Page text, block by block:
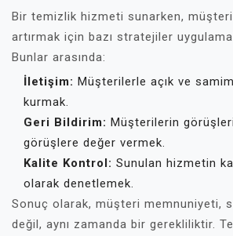
Bir temizlik hizmeti sunarken,
artırmak için bazı stratejiler
Bunlar arasında:
İletişim: Müşterilerle açık ve
kurmak.
Geri Bildirim: Müşterilerin
görüşlere değer vermek.
Kalite Kontrol: Sunulan hizmetin
olarak denetlemek.
Sonuç olarak, müşteri memnuniyeti,
değil, aynı zamanda bir gerekliliktir.